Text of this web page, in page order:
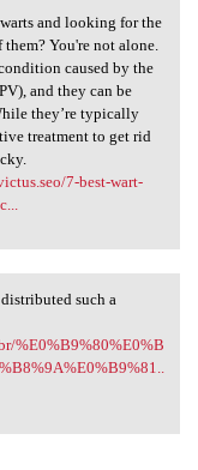
and looking for the
You're not alone.
caused by the
and they can be
they’re typically
treatment to get rid
7-best-wart-
such a
%E0%B9%80%E0%B